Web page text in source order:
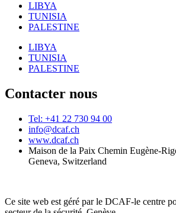
LIBYA
TUNISIA
PALESTINE
LIBYA
TUNISIA
PALESTINE
Contacter nous
Tel: +41 22 730 94 00
info@dcaf.ch
www.dcaf.ch
Maison de la Paix Chemin Eugène-
Geneva, Switzerland
Ce site web est géré par le DCAF-le centre